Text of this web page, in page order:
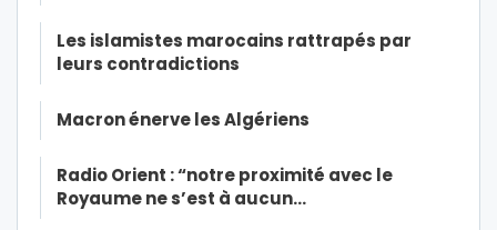
Les islamistes marocains rattrapés par
leurs contradictions
Macron énerve les Algériens
Radio Orient : “notre proximité avec le
Royaume ne s’est à aucun…